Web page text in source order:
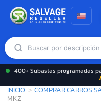
400+ Subastas programadas
INICIO COMPRAR CARROS
MKZ